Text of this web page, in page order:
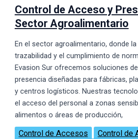
Control de Acceso y
Sector Agroalimentario
En el sector agroalimentario, donde la
trazabilidad y el cumplimiento de
Evasion Sur ofrecemos soluciones
presencia diseñadas para fábricas,
y centros logísticos. Nuestras
el acceso del personal a zonas
alimentos o áreas de producción,
Control de Accesos Control de